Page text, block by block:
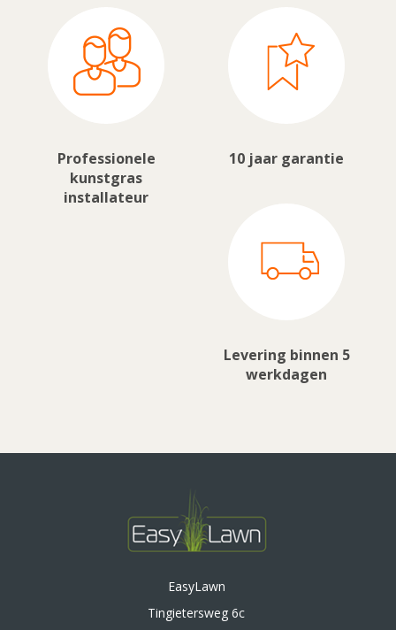
Professionele
kunstgras
installateur
10 jaar garantie
Levering binnen 5
werkdagen
EasyLawn
Tingietersweg 6c